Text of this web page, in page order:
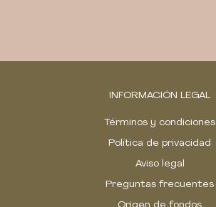
INFORMACIÓN LEGAL
Términos y condiciones
Política de privacidad
Aviso legal
Preguntas frecuentes
Origen de fondos